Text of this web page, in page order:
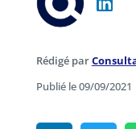
Rédigé par
Publié le 09/09/2021